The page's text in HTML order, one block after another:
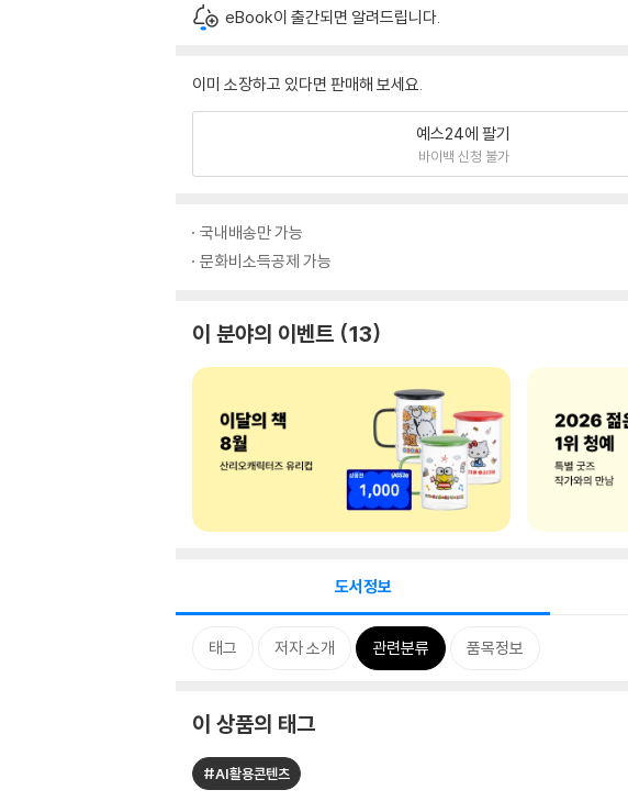
eBook이 출간되면 알려드립니다.
이미 소장하고 있다면 판매해 보세요.
예스24에 팔기
바이백 신청 불가
국내배송만 가능
문화비소득공제 가능
이 분야의 이벤트 13
도서정보
태그 저자 소개 관련분류 품목정보
이 상품의 태그
#AI활용콘텐츠